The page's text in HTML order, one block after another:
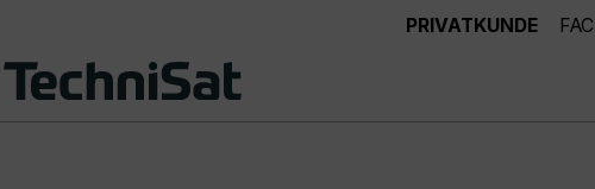
PRIVATKUNDE